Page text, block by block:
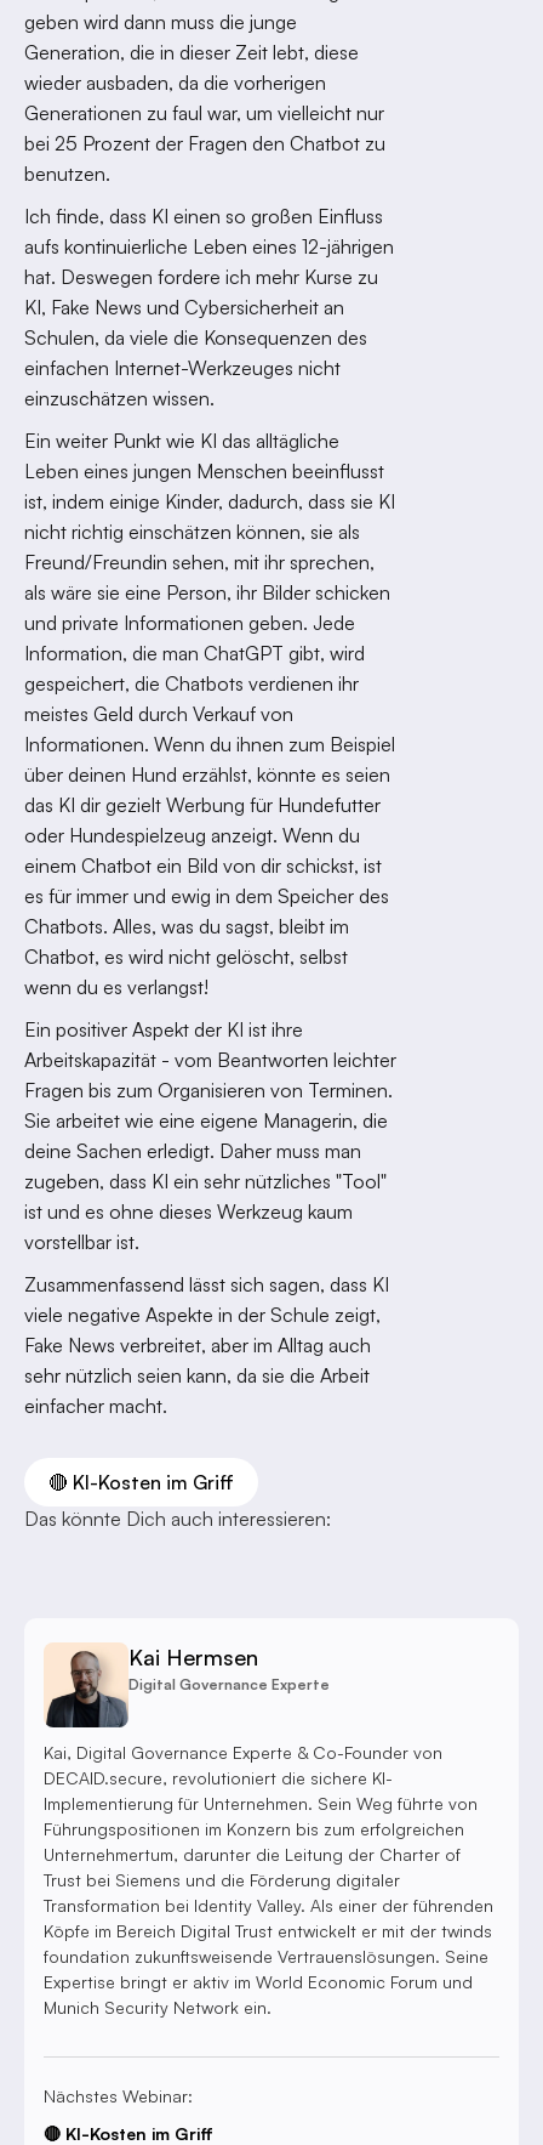
geben wird dann muss die junge
Generation, die in dieser Zeit lebt, diese
wieder ausbaden, da die vorherigen
Generationen zu faul war, um vielleicht nur
bei 25 Prozent der Fragen den Chatbot zu
benutzen.
Ich finde, dass KI einen so großen Einfluss
aufs kontinuierliche Leben eines 12-jährigen
hat. Deswegen fordere ich mehr Kurse zu
KI, Fake News und Cybersicherheit an
Schulen, da viele die Konsequenzen des
einfachen Internet-Werkzeuges nicht
einzuschätzen wissen.
Ein weiter Punkt wie KI das alltägliche
Leben eines jungen Menschen beeinflusst
ist, indem einige Kinder, dadurch, dass sie KI
nicht richtig einschätzen können, sie als
Freund/Freundin sehen, mit ihr sprechen,
als wäre sie eine Person, ihr Bilder schicken
und private Informationen geben. Jede
Information, die man ChatGPT gibt, wird
gespeichert, die Chatbots verdienen ihr
meistes Geld durch Verkauf von
Informationen. Wenn du ihnen zum Beispiel
über deinen Hund erzählst, könnte es seien
das KI dir gezielt Werbung für Hundefutter
oder Hundespielzeug anzeigt. Wenn du
einem Chatbot ein Bild von dir schickst, ist
es für immer und ewig in dem Speicher des
Chatbots. Alles, was du sagst, bleibt im
Chatbot, es wird nicht gelöscht, selbst
wenn du es verlangst!
Ein positiver Aspekt der KI ist ihre
Arbeitskapazität - vom Beantworten leichter
Fragen bis zum Organisieren von Terminen.
Sie arbeitet wie eine eigene Managerin, die
deine Sachen erledigt. Daher muss man
zugeben, dass KI ein sehr nützliches "Tool"
ist und es ohne dieses Werkzeug kaum
vorstellbar ist.
Zusammenfassend lässt sich sagen, dass KI
viele negative Aspekte in der Schule zeigt,
Fake News verbreitet, aber im Alltag auch
sehr nützlich seien kann, da sie die Arbeit
einfacher macht.
🔴 KI-Kosten im Griff
Das könnte Dich auch interessieren:
Kai Hermsen
Digital Governance Experte
Kai, Digital Governance Experte & Co-Founder von
DECAID.secure, revolutioniert die sichere KI-
Implementierung für Unternehmen. Sein Weg führte von
Führungspositionen im Konzern bis zum erfolgreichen
Unternehmertum, darunter die Leitung der Charter of
Trust bei Siemens und die Förderung digitaler
Transformation bei Identity Valley. Als einer der führenden
Köpfe im Bereich Digital Trust entwickelt er mit der twinds
foundation zukunftsweisende Vertrauenslösungen. Seine
Expertise bringt er aktiv im World Economic Forum und
Munich Security Network ein.
Nächstes Webinar:
🔴 KI-Kosten im Griff